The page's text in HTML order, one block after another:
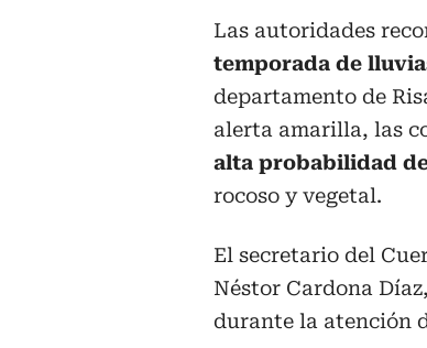
Las autoridades
temporada de
departamento de
alerta amarilla, las
alta probabilidad
rocoso y vegetal.
El secretario del
Néstor Cardona
durante la atención